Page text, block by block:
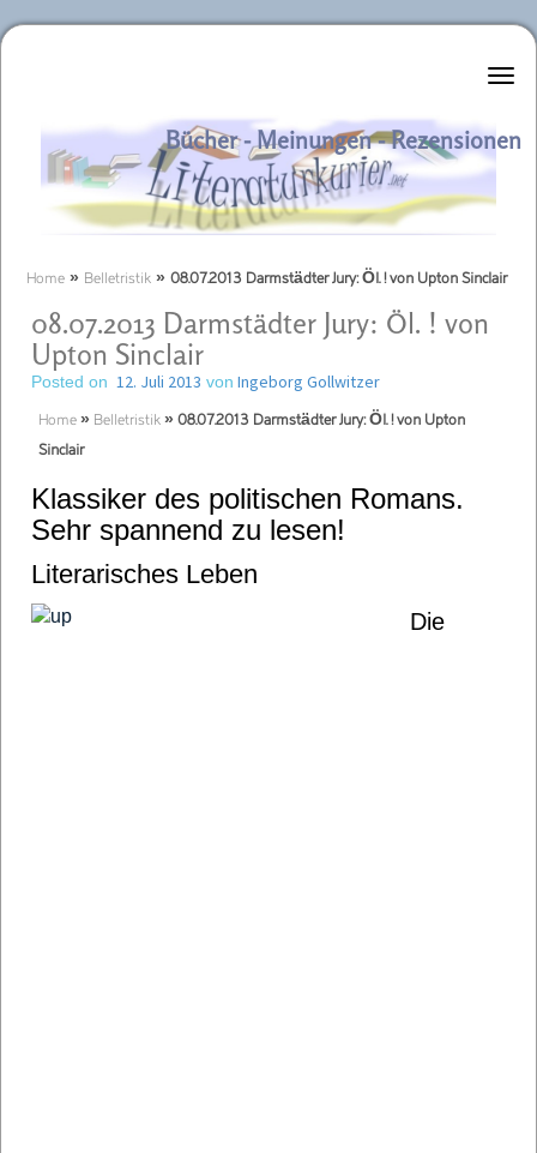
Literaturkurier.net
Bücher - Meinungen - Rezensionen
Home » Belletristik » 08.07.2013 Darmstädter Jury: Öl. ! von Upton Sinclair
08.07.2013 Darmstädter Jury: Öl. ! von
Upton Sinclair
Posted on 12. Juli 2013 von Ingeborg Gollwitzer
Home » Belletristik » 08.07.2013 Darmstädter Jury: Öl. ! von Upton
Sinclair
Klassiker des politischen Romans.
Sehr spannend zu lesen!
Literarisches Leben
Die